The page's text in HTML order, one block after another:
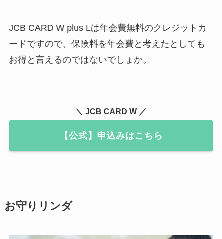
JCB CARD W plus Lは年会費無料のクレジットカ
ードですので、保険料を年会費と考えたとしても
お得と言えるのではないでしょか。
＼ JCB CARD W ／
【公式】申込みはこちら
お守りリンダ